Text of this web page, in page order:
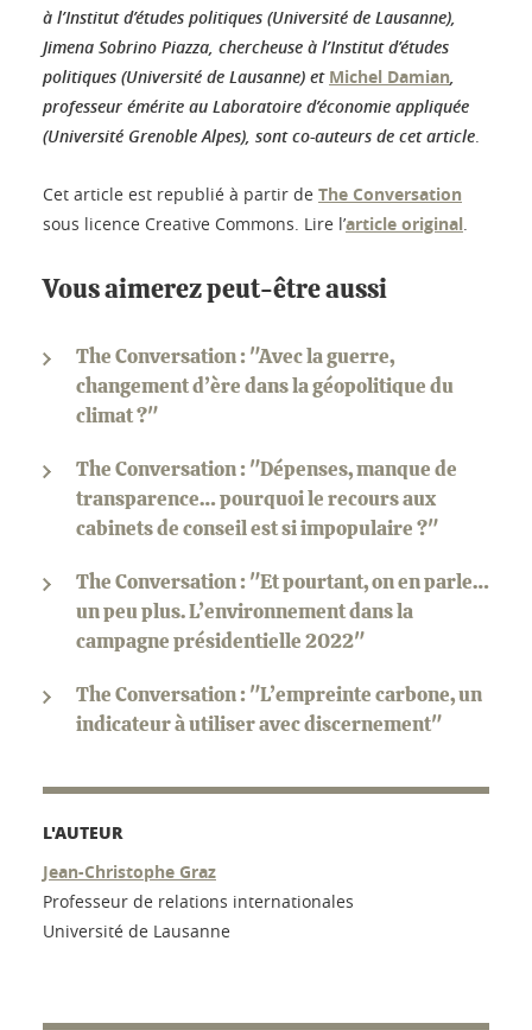
à l’Institut d’études politiques (Université de Lausanne),
Jimena Sobrino Piazza, chercheuse à l’Institut d’études
politiques (Université de Lausanne) et Michel Damian
professeur émérite au Laboratoire d’économie appliquée
(Université Grenoble Alpes), sont co-auteurs de cet article
Cet article est republié à partir de The Conversation
sous licence Creative Commons. Lire l’article original
Vous aimerez peut-être aussi
The Conversation : "Avec la guerre,
changement d’ère dans la géopolitique du
climat ?"
The Conversation : "Dépenses, manque de
transparence… pourquoi le recours aux
cabinets de conseil est si impopulaire ?"
The Conversation : "Et pourtant, on en parle…
un peu plus. L’environnement dans la
campagne présidentielle 2022"
The Conversation : "L’empreinte carbone, un
indicateur à utiliser avec discernement"
L'AUTEUR
Jean-Christophe Graz
Professeur de relations internationales
Université de Lausanne